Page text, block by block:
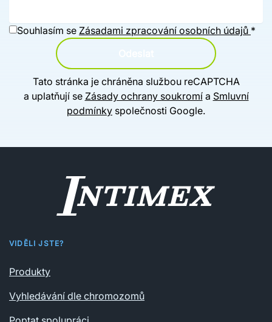
Souhlasím se Zásadami zpracování osobních údajů *
Tato stránka je chráněna službou reCAPTCHA
a uplatňují se Zásady ochrany soukromía Smluvní
podmínky společnosti Google.
VIDĚLI JSTE?
Produkty
Vyhledávání dle chromozomů